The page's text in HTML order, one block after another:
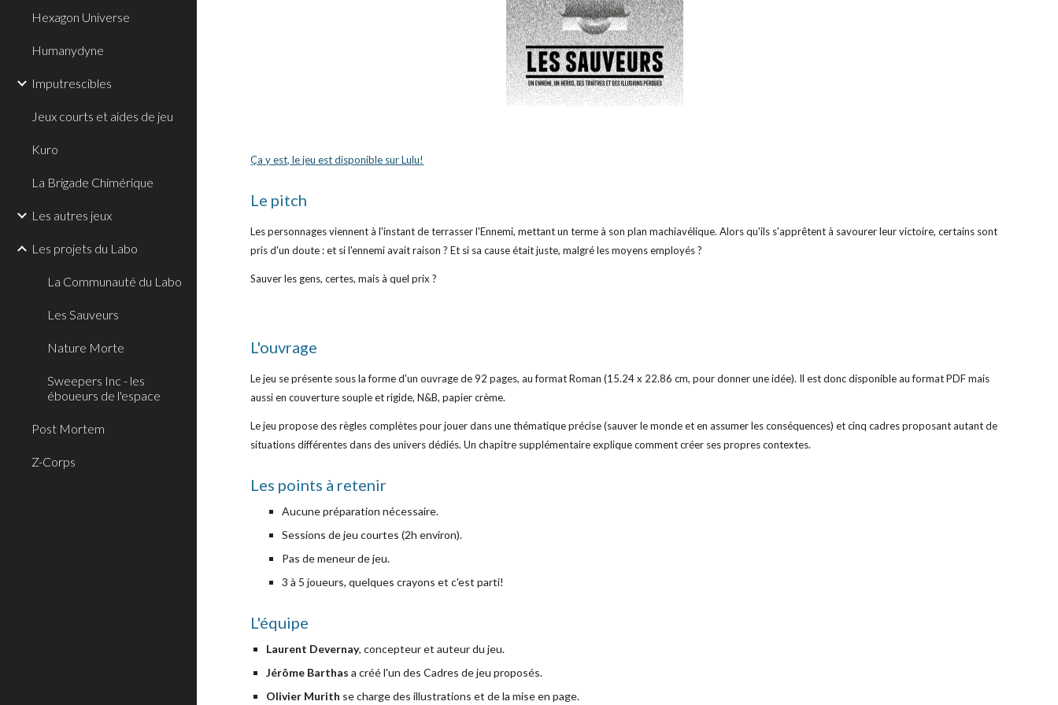
Hexagon Universe
Humanydyne
Imputrescibles
Jeux courts et aides de jeu
Kuro
La Brigade Chimérique
Les autres jeux
Les projets du Labo
La Communauté du Labo
Les Sauveurs
Nature Morte
Sweepers Inc - les
éboueurs de l'espace
Post Mortem
Z-Corps
Ça y est, le jeu est disponible sur Lulu!
Le pitch
Les personnages viennent à l'instant de terrasser l'Ennemi, mettant un terme à son plan machiavélique. Alors qu'ils s'apprêtent à savourer leur victoire, certains sont
pris d'un doute : et si l'ennemi avait raison ? Et si sa cause était juste, malgré les moyens employés ?
Sauver les gens, certes, mais à quel prix ?
L'ouvrage
Le jeu se présente sous la forme d'un ouvrage de 92 pages, au format Roman (15.24 x 22.86 cm, pour donner une idée). Il est donc disponible au format PDF mais
aussi en couverture souple et rigide, N&B, papier crème.
Le jeu propose des règles complètes pour jouer dans une thématique précise (sauver le monde et en assumer les conséquences) et cinq cadres proposant autant de
situations différentes dans des univers dédiés. Un chapitre supplémentaire explique comment créer ses propres contextes.
Les points à retenir
Aucune préparation nécessaire.
Sessions de jeu courtes (2h environ).
Pas de meneur de jeu.
3 à 5 joueurs, quelques crayons et c'est parti!
L'équipe
Laurent Devernay, concepteur et auteur du jeu.
Jérôme Barthas a créé l'un des Cadres de jeu proposés.
Olivier Murith se charge des illustrations et de la mise en page.